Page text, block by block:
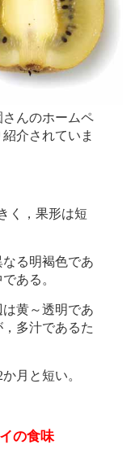
んのホームペ
介されていま
く，果形は短
る明褐色であ
ある。
黄～透明であ
多汁であるた
月と短い。
の食味